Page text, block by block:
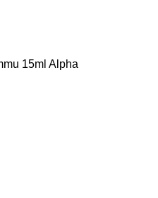
15ml Alpha